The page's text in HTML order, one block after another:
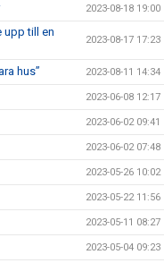
2023-08-18 19:00
upp till en
2023-08-17 17:23
hus” 2023-08-11 14:34
2023-06-08 12:17
2023-06-02 09:41
2023-06-02 07:48
2023-05-26 10:02
2023-05-22 11:56
2023-05-11 08:27
2023-05-04 09:23